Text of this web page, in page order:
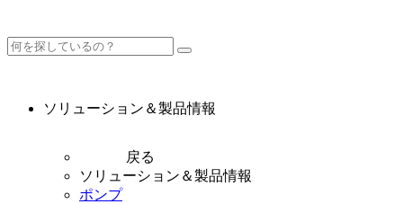
ソリューション＆製品情報
戻る
ソリューション＆製品情報
ポンプ